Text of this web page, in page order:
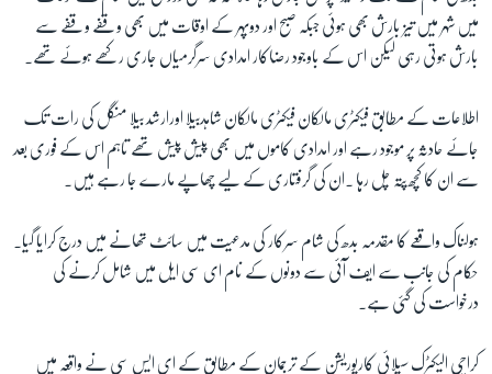
میں شہر میں تیز بارش بھی ہوئی جبکہ صبح اور دوپہر کے اوقات میں بھی وقفے وقفے سے
بارش ہوتی رہی لیکن اس کے باوجود رضاکار امدادی سرگرمیاں جاری رکھے ہوئے تھے۔
اطلاعات کے مطابق فیکٹری مالکان فیکٹری مالکان شاہدبیلا اورارشد بیلا منگل کی رات تک
جائے حادثہ پر موجود رہے اور امدادی کاموں میں بھی پیش پیش تھے تاہم اس کے فوری بعد
سے ان کا کچھ پتہ چل رہا ۔ان کی گرفتاری کے لیے چھاپے مارے جا رہے ہیں۔
ہولناک واقعے کا مقدمہ بدھ کی شام سرکار کی مدعیت میں سائٹ تھانے میں درج کرایا گیا۔
حکام کی جانب سے ایف آئی سے دونوں کے نام ای سی ایل میں شامل کرنے کی
درخواست کی گئی ہے۔
کراچی الیکٹرک سپلائی کارپوریشن کے ترجمان کے مطابق کے ای ایس سی نے واقعہ میں